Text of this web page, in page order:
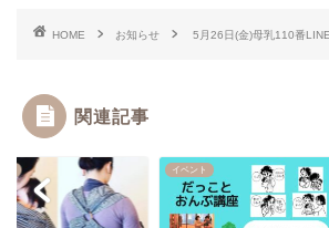
HOME お知らせ 5月26日(金)母乳110番
関連記事
イベント